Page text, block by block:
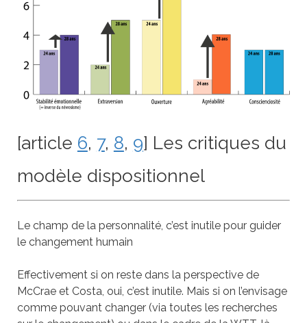
[article 6, 7, 8, 9] Les critiques du
modèle dispositionnel
Le champ de la personnalité, c’est inutile pour guider
le changement humain
Effectivement si on reste dans la perspective de
McCrae et Costa, oui, c’est inutile. Mais si on l’envisage
comme pouvant changer (via toutes les recherches